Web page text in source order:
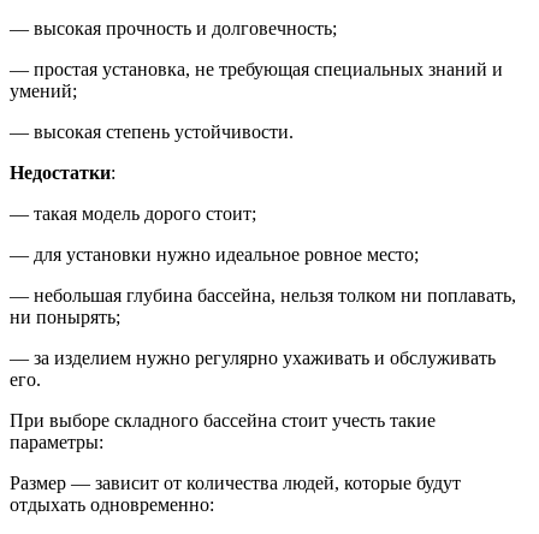
— высокая прочность и долговечность;
— простая установка, не требующая специальных знаний и
умений;
— высокая степень устойчивости.
Недостатки:
— такая модель дорого стоит;
— для установки нужно идеальное ровное место;
— небольшая глубина бассейна, нельзя толком ни поплавать,
ни понырять;
— за изделием нужно регулярно ухаживать и обслуживать
его.
При выборе складного бассейна стоит учесть такие
параметры:
Размер — зависит от количества людей, которые будут
отдыхать одновременно: